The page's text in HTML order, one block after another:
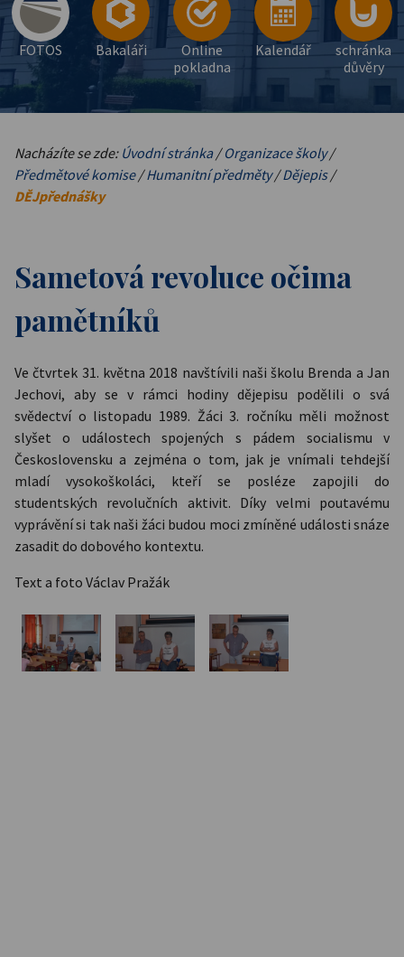
FOTOS Bakaláři
Online
pokladna
Kalendář
schránka
důvěry
Nacházíte se zde: Úvodní stránka/Organizace školy/
Předmětové komise/Humanitní předměty/Dějepis/
DĚJpřednášky
Sametová revoluce očima
pamětníků
Ve čtvrtek 31. května 2018 navštívili naši školu Brenda a Jan
Jechovi, aby se v rámci hodiny dějepisu podělili o svá
svědectví o listopadu 1989. Žáci 3. ročníku měli možnost
slyšet o událostech spojených s pádem socialismu v
Československu a zejména o tom, jak je vnímali tehdejší
mladí vysokoškoláci, kteří se posléze zapojili do
studentských revolučních aktivit. Díky velmi poutavému
vyprávění si tak naši žáci budou moci zmíněné události snáze
zasadit do dobového kontextu.
Text a foto Václav Pražák